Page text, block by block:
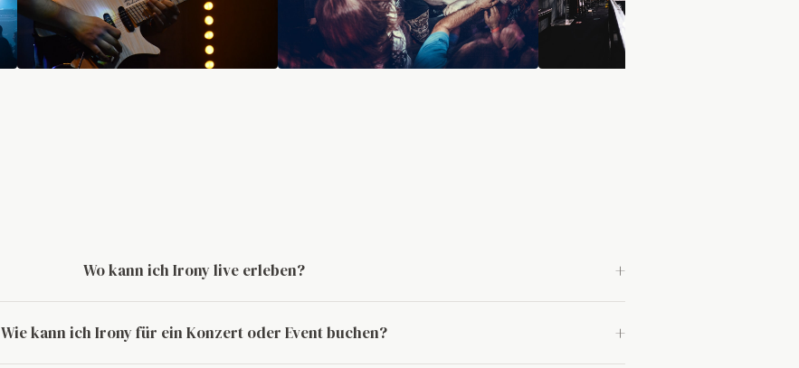
Wo kann ich Irony live erleben?
Wie kann ich Irony für ein Konzert oder Event buchen?